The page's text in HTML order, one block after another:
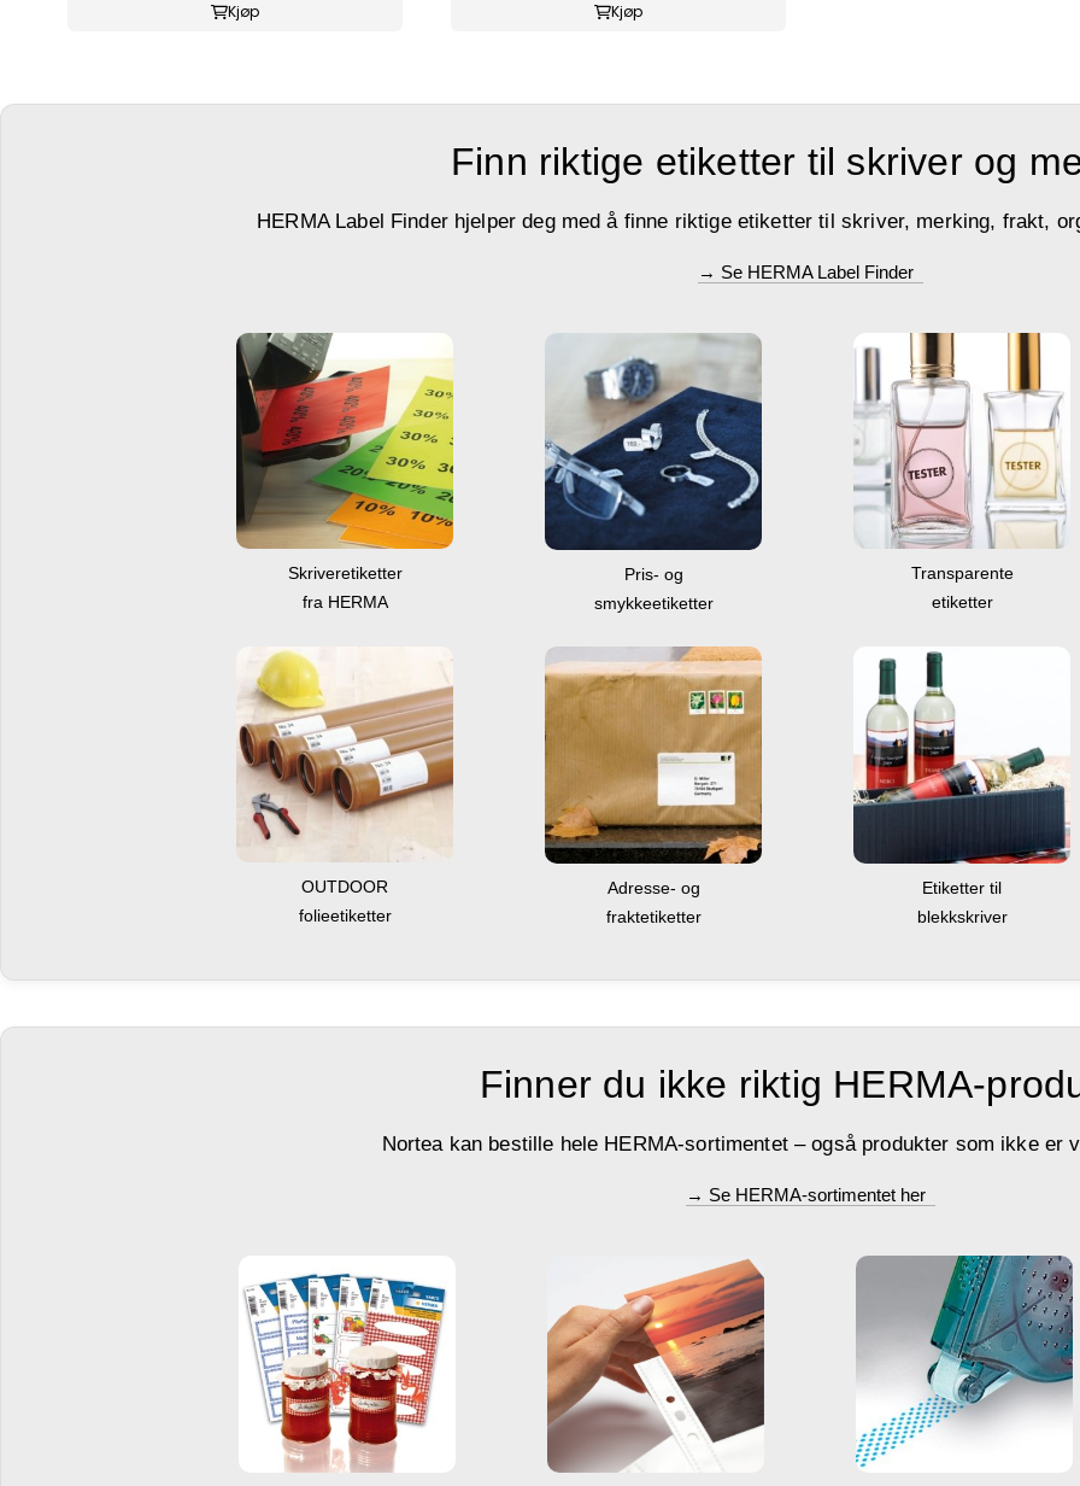
Kjøp
Kjøp
Finn riktige etiketter til skriver og
HERMA Label Finder hjelper deg med å finne riktige etiketter til skriver, merking, frakt,
→ Se HERMA Label Finder
Skriveretiketter
fra HERMA
Pris- og
smykkeetiketter
Transparente
etiketter
OUTDOOR
folieetiketter
Adresse- og
fraktetiketter
Etiketter til
blekkskriver
Finner du ikke riktig HERMA-
Nortea kan bestille hele HERMA-sortimentet – også produkter som ikke er
→ Se HERMA-sortimentet her